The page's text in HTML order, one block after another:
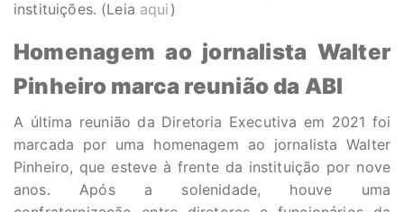
instituições. (Leia aqui )
Homenagem ao jornalista Walter
Pinheiro marca reunião da ABI
A última reunião da Diretoria Executiva em 2021 foi
marcada por uma homenagem ao jornalista Walter
Pinheiro, que esteve à frente da instituição por nove
anos. Após a solenidade, houve uma